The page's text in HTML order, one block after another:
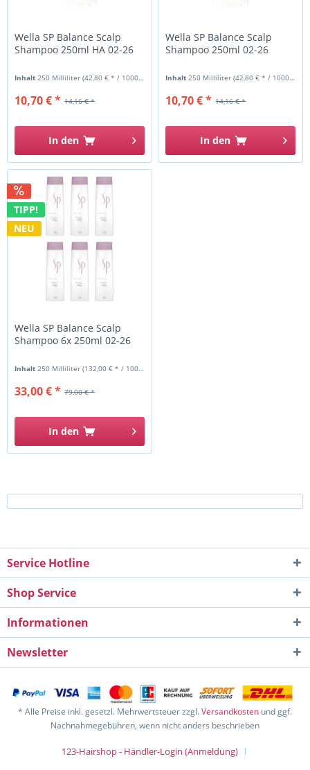
Wella SP Balance Scalp
Shampoo 250ml HA 02-26
Inhalt250 Milliliter(42,80 € * / 1000 Milliliter)
14,16 € *
10,70 € *
In den
Wella SP Balance Scalp
Shampoo 250ml 02-26
Inhalt250 Milliliter(42,80 € * / 1000 Milliliter)
14,16 € *
10,70 € *
In den
TIPP!
NEU
Wella SP Balance Scalp
Shampoo 6x 250ml 02-26
Inhalt250 Milliliter(132,00 € * / 1000 Milliliter)
79,00 € *
33,00 € *
In den
Service Hotline
Shop Service
Informationen
Newsletter
* Alle Preise inkl. gesetzl. Mehrwertsteuer zzgl.Versandkosten und ggf.
Nachnahmegebühren, wenn nicht anders beschrieben
123-Hairshop - Händler-Login (Anmeldung)